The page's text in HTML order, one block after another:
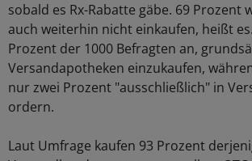
sobald es Rx-Rabatte gäbe. 69 Prozent
auch weiterhin nicht einkaufen, heißt
Prozent der 1000 Befragten an,
Versandapotheken einzukaufen,
nur zwei Prozent "ausschließlich" in
ordern.
Laut Umfrage kaufen 93 Prozent